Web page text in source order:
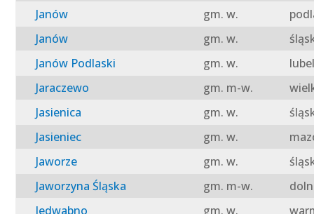
Janów gm. w.
Janów
gm. w.
Janów Podlaski
gm. w.
Jaraczewo
gm. m-w.
Jasienica
gm. w.
Jasieniec
gm. w.
Jaworze
gm. w.
Jaworzyna Śląska
gm. m-w.
Jedwabno
gm. w.